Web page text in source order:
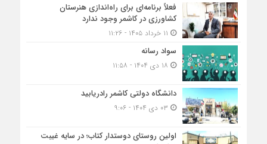
فعلاً برنامه‌ای برای راه‌اندازی هنرستان
کشاورزی در کاشمر وجود ندارد
سواد رسانه
دانشگاه دولتی کاشمر‌ رادریابید
اولین روستای دوستدار کتاب؛ در سایه غیبت